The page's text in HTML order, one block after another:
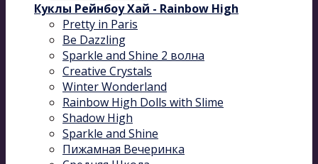
Куклы Рейнбоу Хай - Rainbow High
Pretty in Paris
Be Dazzling
Sparkle and Shine 2 волна
Сreative Сrystals
Winter Wonderland
Rainbow High Dolls with Slime
Shadow High
Sparkle and Shine
Пижамная Вечеринка